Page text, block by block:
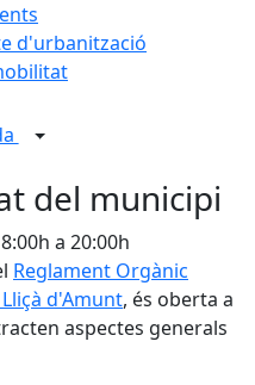
d'urbanització
del municipi
a 20:00h
Reglament Orgànic
d'Amunt, és oberta a
aspectes generals